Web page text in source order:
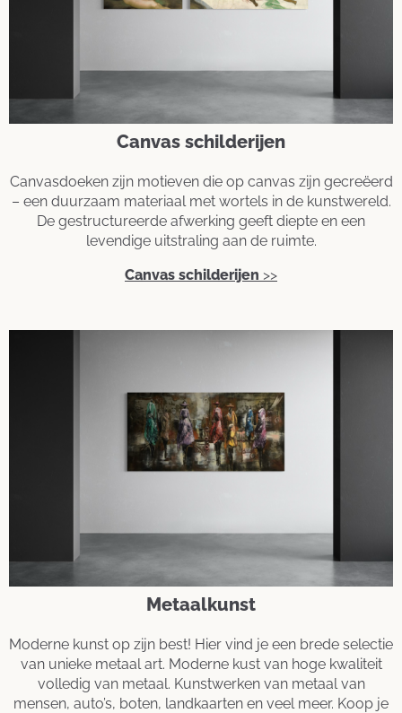
Canvas schilderijen
Canvasdoeken zijn motieven die op canvas zijn gecreëerd
– een duurzaam materiaal met wortels in de kunstwereld.
De gestructureerde afwerking geeft diepte en een
levendige uitstraling aan de ruimte.
Canvas schilderijen >>
Metaalkunst
Moderne kunst op zijn best! Hier vind je een brede selectie
van unieke metaal art. Moderne kust van hoge kwaliteit
volledig van metaal. Kunstwerken van metaal van
mensen, auto’s, boten, landkaarten en veel meer. Koop je